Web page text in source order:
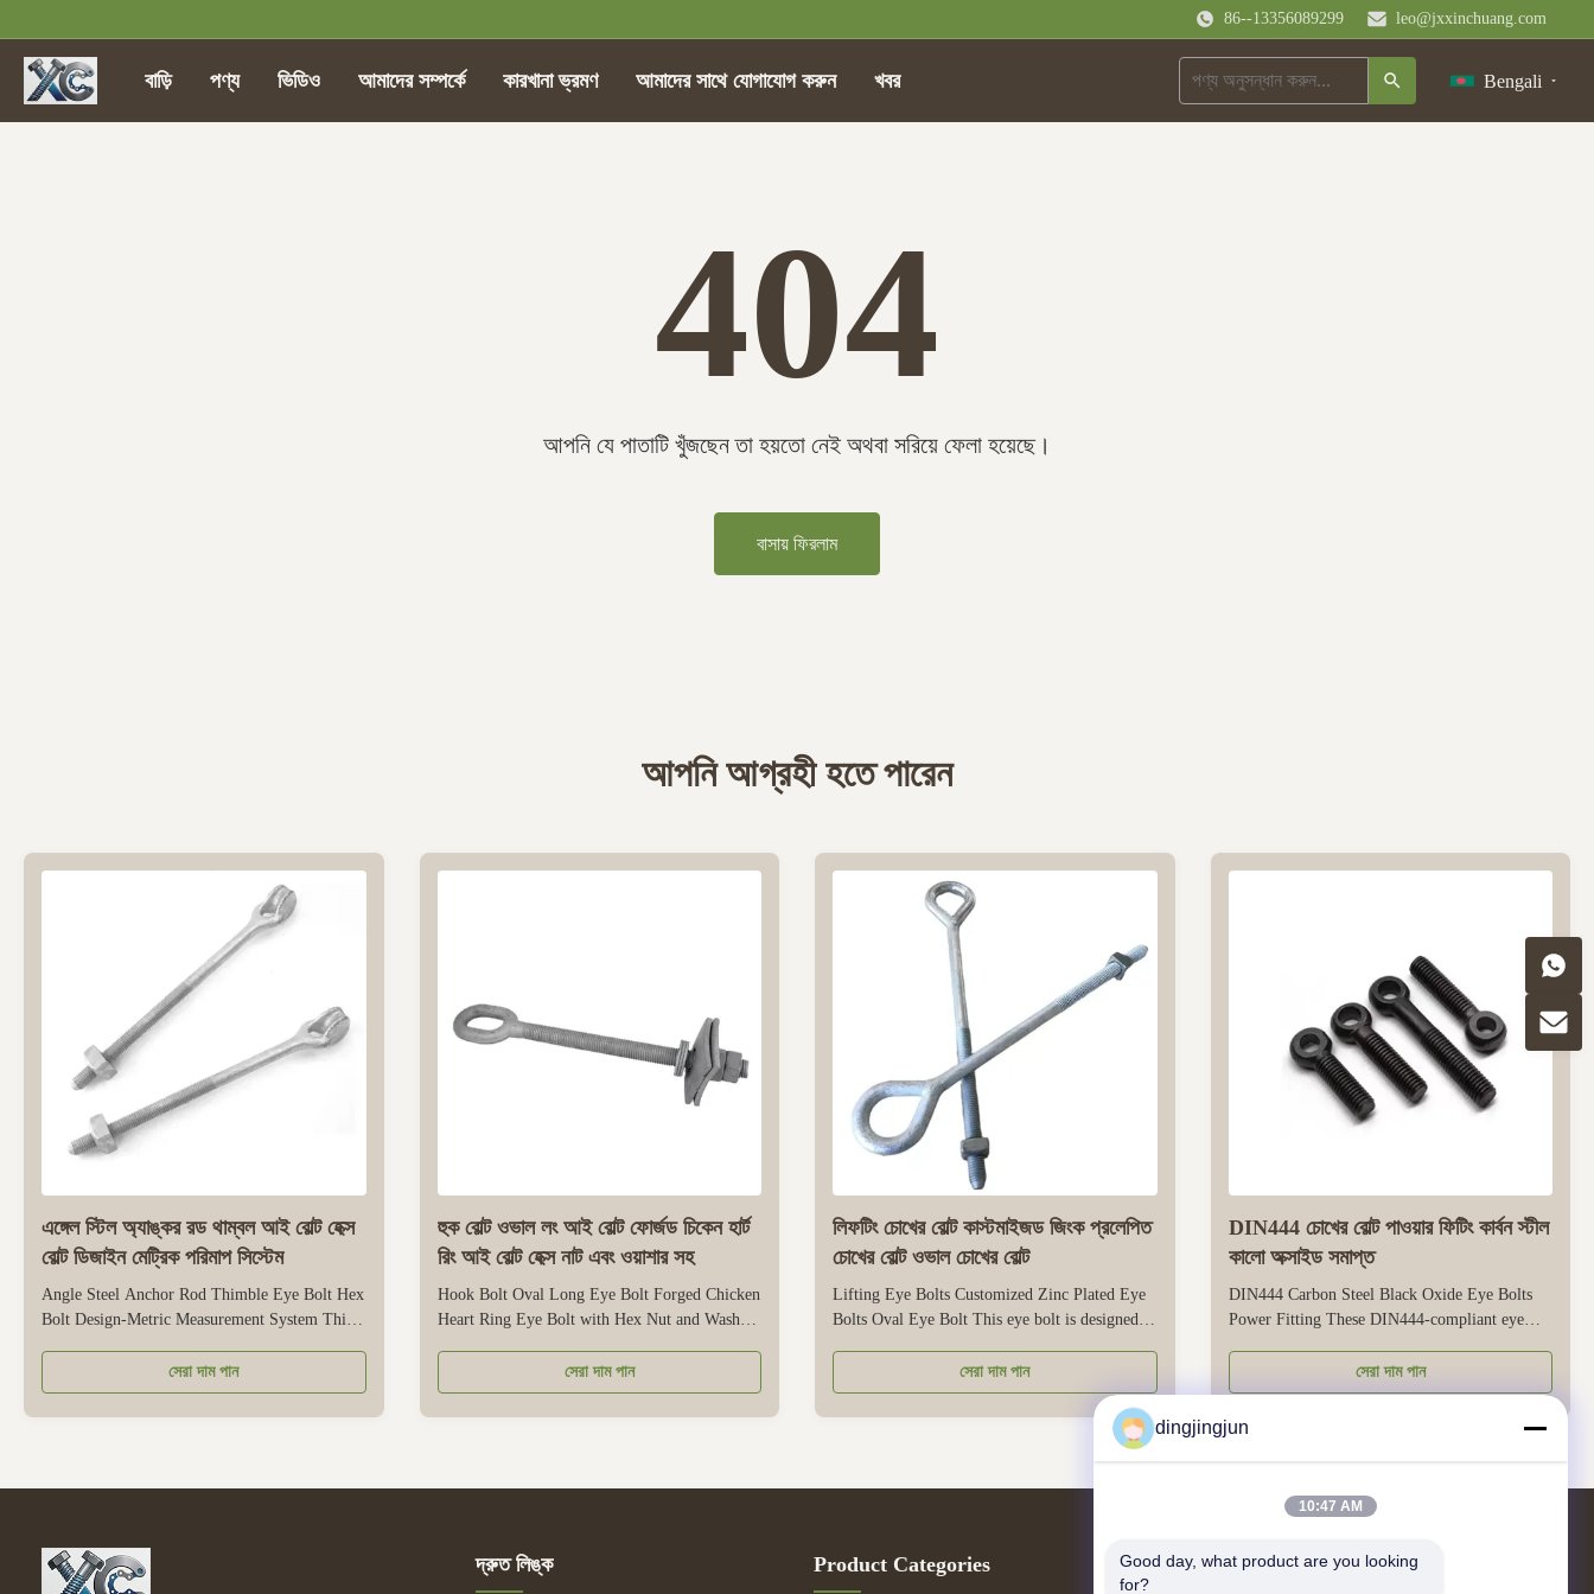
86--13356089299 leo@jxxinchuang.com
বাড়ি পণ্য ভিডিও আমাদের সম্পর্কে কারখানা ভ্রমণ আমাদের সাথে যোগাযোগ করুন খবর Bengali
404
আপনি যে পাতাটি খুঁজছেন তা হয়তো নেই অথবা সরিয়ে ফেলা হয়েছে।
বাসায় ফিরলাম
আপনি আগ্রহী হতে পারেন
এঙ্গেল স্টিল অ্যাঙ্কর রড থাম্বল আই বোল্ট হেক্স
বোল্ট ডিজাইন মেট্রিক পরিমাপ সিস্টেম
Angle Steel Anchor Rod Thimble Eye Bolt Hex
Bolt Design-Metric Measurement System This
steel in industrial, construction, and
infrastructure projects. It integrates two
practical designs: one is a sleeve eye for stable
সেরা দাম পান
হুক বোল্ট ওভাল লং আই বোল্ট ফোর্জড চিকেন হার্ট
রিং আই বোল্ট হেক্স নাট এবং ওয়াশার সহ
Hook Bolt Oval Long Eye Bolt Forged Chicken
Heart Ring Eye Bolt with Hex Nut and Washer
ring design with an oval long eye, making it
easy to connect to ropes, chains, or rigging
hardware for secure fastening. Crafted from
সেরা দাম পান
লিফটিং চোখের বোল্ট কাস্টমাইজড জিংক প্রলেপিত
চোখের বোল্ট ওভাল চোখের বোল্ট
Lifting Eye Bolts Customized Zinc Plated Eye
Bolts Oval Eye Bolt This eye bolt is designed
that resists corrosion for both indoor and
outdoor use. Its oval eye shape ensures smooth
contact with lifting slings, shackles, or hooks,
সেরা দাম পান
DIN444 চোখের বোল্ট পাওয়ার ফিটিং কার্বন স্টীল
কালো অক্সাইড সমাপ্ত
DIN444 Carbon Steel Black Oxide Eye Bolts
Power Fitting These DIN444-compliant eye
for securing, lifting, and anchoring electrical
power system components. Made from high-
সেরা দাম পান
দ্রুত লিঙ্ক Product Categories আমাদের সাথে যোগাযোগ
dingjingjun
10:47 AM
Good day, what product are you looking
for?